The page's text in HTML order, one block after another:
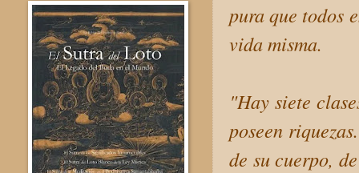
pura que todos
vida misma.
"Hay siete
poseen
de su cuerpo,